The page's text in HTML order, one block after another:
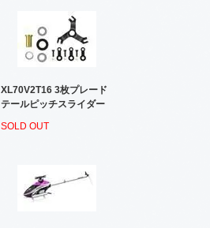
XL70V2T16 3枚プレード
テールピッチスライダー
SOLD OUT